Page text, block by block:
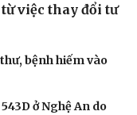
việc thay đổi tư
bệnh hiếm vào
ở Nghệ An do